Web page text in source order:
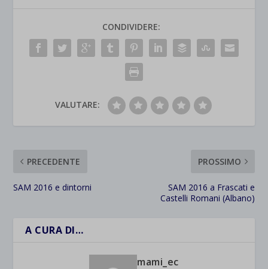
CONDIVIDERE:
VALUTARE:
PRECEDENTE
SAM 2016 e dintorni
PROSSIMO
SAM 2016 a Frascati e
Castelli Romani (Albano)
A CURA DI…
mami_ec